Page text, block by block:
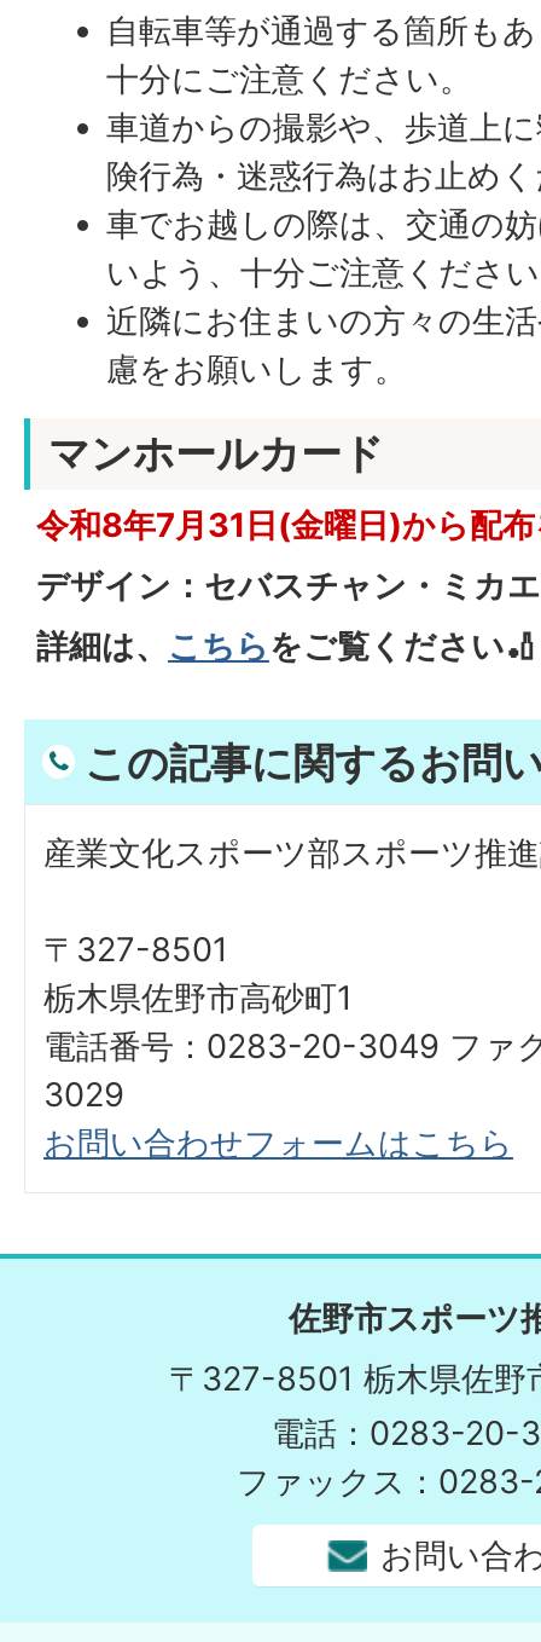
自転車等が通過する箇所も
十分にご注意ください。
車道からの撮影や、歩道上
険行為・迷惑行為はお止め
車でお越しの際は、交通の
いよう、十分ご注意くださ
近隣にお住まいの方々の生
慮をお願いします。
マンホールカード
令和8年7月31日(金曜日)から配
デザイン：セバスチャン・ミカ
詳細は、 こちらをご覧ください🏏
この記事に関するお問
産業文化スポーツ部スポーツ推
〒327-8501
栃木県佐野市高砂町1
電話番号：0283-20-3049 ファ
3029
お問い合わせフォームはこちら
佐野市スポーツ
〒327-8501 栃木県佐野
電話：0283-20-
ファックス：
お問い合